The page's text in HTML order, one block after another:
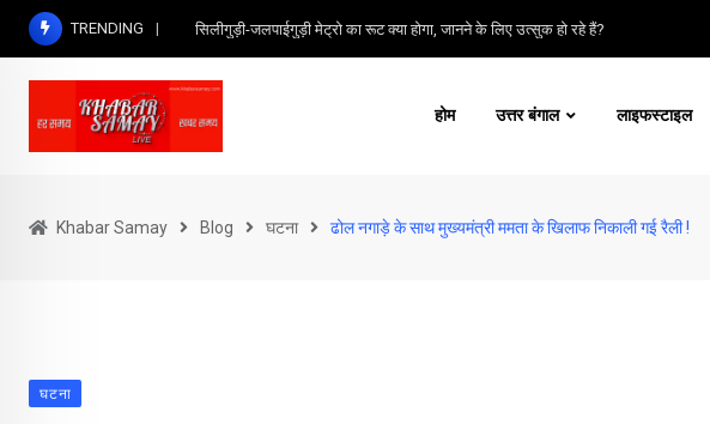
Skip
content
TRENDING सिलीगुड़ी-जलपाईगुड़ी मेट्रो का रूट क्या होगा, जानने के लिए उत्सुक हो रहे हैं?
होम उत्तर बंगाल लाइफस्टाइल
Khabar Samay Blog घटना ढोल नगाड़े के साथ मुख्यमंत्री ममता के खिलाफ निकाली गई रैली !
घटना